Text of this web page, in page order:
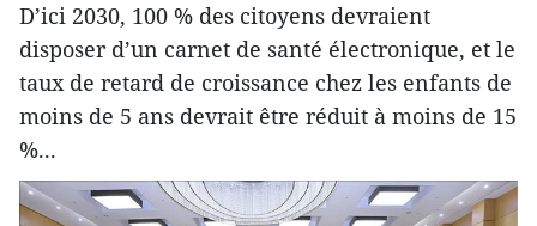
D’ici 2030, 100 % des citoyens devraient
disposer d’un carnet de santé électronique, et le
taux de retard de croissance chez les enfants de
moins de 5 ans devrait être réduit à moins de 15
%...